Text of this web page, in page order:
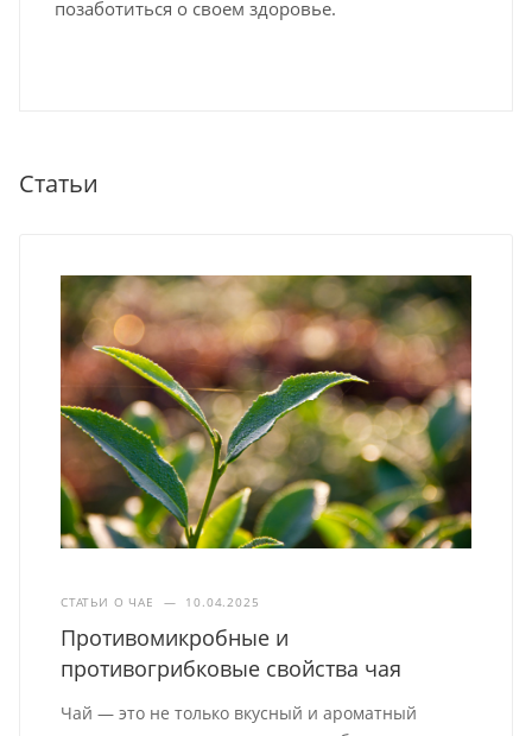
позаботиться о своем здоровье.
Статьи
СТАТЬИ О ЧАЕ — 10.04.2025
Противомикробные и
противогрибковые свойства чая
Чай — это не только вкусный и ароматный